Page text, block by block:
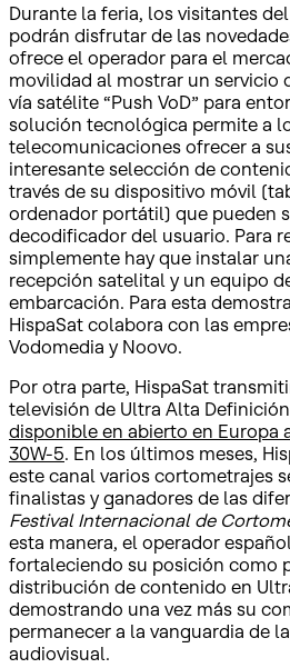
Durante la feria, los visitantes
podrán disfrutar de las
ofrece el operador para el
movilidad al mostrar un servicio
vía satélite “Push VoD” para
solución tecnológica permite a
telecomunicaciones ofrecer a
interesante selección de
través de su dispositivo móvil
ordenador portátil) que pueden
decodificador del usuario. Para
simplemente hay que instalar
recepción satelital y un equipo
embarcación. Para esta
HispaSat colabora con las
Vodomedia y Noovo.
Por otra parte, HispaSat
televisión de Ultra Alta
disponible en abierto en Europa
30W-5. En los últimos meses,
este canal varios cortometrajes
finalistas y ganadores de las
Festival Internacional de
esta manera, el operador
fortaleciendo su posición como
distribución de contenido en
demostrando una vez más su
permanecer a la vanguardia de
audiovisual.